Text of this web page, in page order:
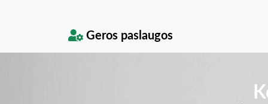
Geros paslaugos